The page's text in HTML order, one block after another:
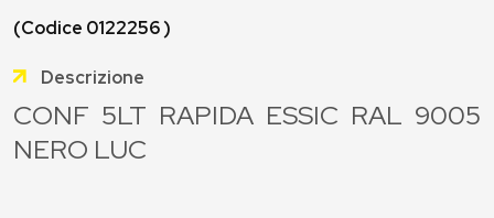
(Codice 0122256 )
Descrizione
CONF 5LT RAPIDA ESSIC RAL 9005
NERO LUC